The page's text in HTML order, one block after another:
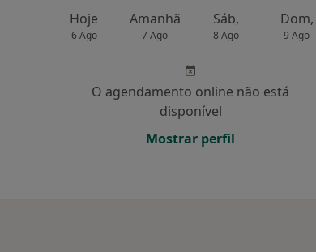
Hoje
6 Ago
Amanhã
7 Ago
Sáb,
8 Ago
Dom,
9 Ago
O agendamento online não está
disponível
Mostrar perfil